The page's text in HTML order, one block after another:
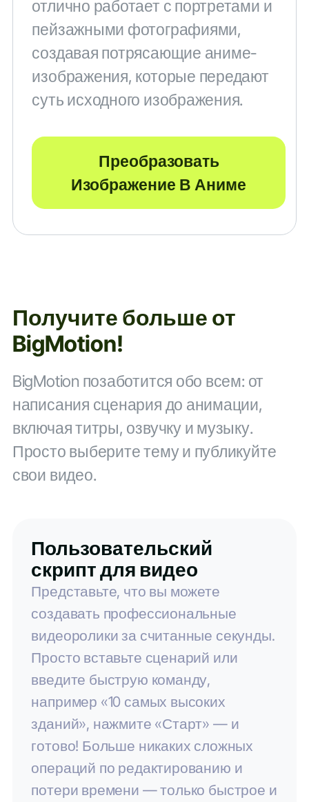
отлично работает с портретами и
пейзажными фотографиями,
создавая потрясающие аниме-
изображения, которые передают
суть исходного изображения.
Преобразовать
Изображение В Аниме
Получите больше от
BigMotion!
BigMotion позаботится обо всем: от
написания сценария до анимации,
включая титры, озвучку и музыку.
Просто выберите тему и публикуйте
свои видео.
Пользовательский
скрипт для видео
Представьте, что вы можете
создавать профессиональные
видеоролики за считанные секунды.
Просто вставьте сценарий или
введите быструю команду,
например «10 самых высоких
зданий», нажмите «Старт» — и
готово! Больше никаких сложных
операций по редактированию и
потери времени — только быстрое и